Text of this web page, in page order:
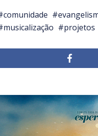
comunidade
musicalização
projetos